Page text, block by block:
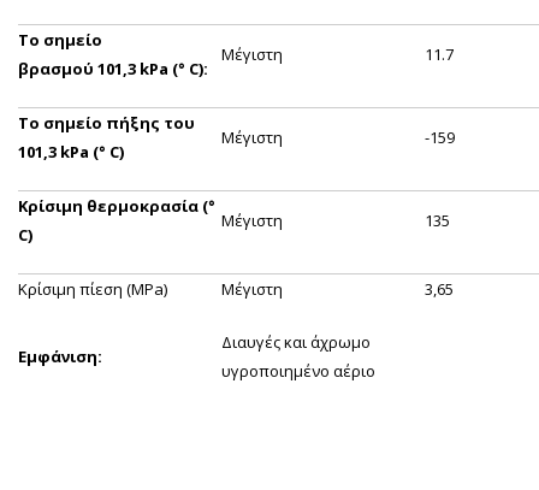
Το σημείο
βρασμού 101,3 kPa (° C):
Μέγιστη 11.7
Το σημείο πήξης του
101,3 kPa (° C)
Μέγιστη -159
Κρίσιμη θερμοκρασία (°
C)
Μέγιστη 135
Κρίσιμη πίεση (MPa) Μέγιστη 3,65
Εμφάνιση:
Διαυγές και άχρωμο
υγροποιημένο αέριο